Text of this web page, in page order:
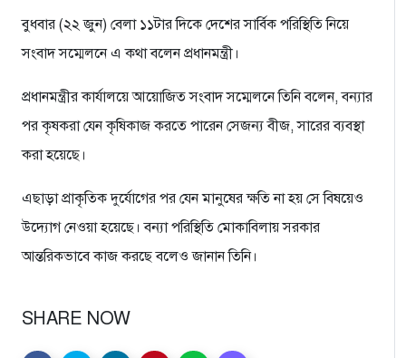
বুধবার (২২ জুন) বেলা ১১টার দিকে দেশের সার্বিক পরিস্থিতি নিয়ে
সংবাদ সম্মেলনে এ কথা বলেন প্রধানমন্ত্রী।
প্রধানমন্ত্রীর কার্যালয়ে আয়োজিত সংবাদ সম্মেলনে তিনি বলেন, বন্যার
পর কৃষকরা যেন কৃষিকাজ করতে পারেন সেজন্য বীজ, সারের ব্যবস্থা
করা হয়েছে।
এছাড়া প্রাকৃতিক দুর্যোগের পর যেন মানুষের ক্ষতি না হয় সে বিষয়েও
উদ্যোগ নেওয়া হয়েছে। বন্যা পরিস্থিতি মোকাবিলায় সরকার
আন্তরিকভাবে কাজ করছে বলেও জানান তিনি।
SHARE NOW